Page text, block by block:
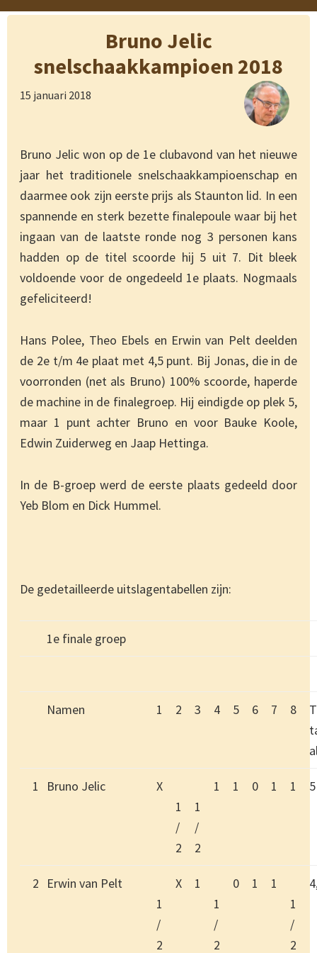
Bruno Jelic
snelschaakkampioen 2018
15 januari 2018
Bruno Jelic won op de 1e clubavond van het nieuwe
jaar het traditionele snelschaakkampioenschap en
daarmee ook zijn eerste prijs als Staunton lid. In een
spannende en sterk bezette finalepoule waar bij het
ingaan van de laatste ronde nog 3 personen kans
hadden op de titel scoorde hij 5 uit 7. Dit bleek
voldoende voor de ongedeeld 1e plaats. Nogmaals
gefeliciteerd!
Hans Polee, Theo Ebels en Erwin van Pelt deelden
de 2e t/m 4e plaat met 4,5 punt. Bij Jonas, die in de
voorronden (net als Bruno) 100% scoorde, haperde
de machine in de finalegroep. Hij eindigde op plek 5,
maar 1 punt achter Bruno en voor Bauke Koole,
Edwin Zuiderweg en Jaap Hettinga.
In de B-groep werd de eerste plaats gedeeld door
Yeb Blom en Dick Hummel.
De gedetailleerde uitslagentabellen zijn:
1e finale groep
Namen 1 2 3 4 5 6 7 8
1 Bruno Jelic
X
1
/
2
1
/
2
1 1 0 1 1 5
2
Erwin van Pelt
1
/
2
X
1
1
/
2
0 1
1
1
/
2